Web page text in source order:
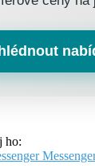
ho: